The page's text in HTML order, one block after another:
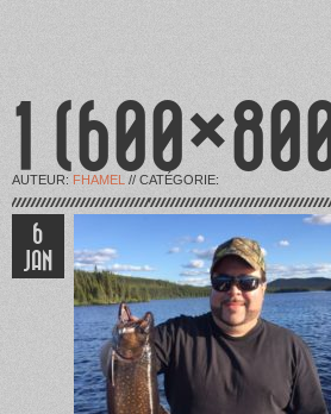
1
AUTEUR: FHAMEL // CATÉGORIE:
6
JAN